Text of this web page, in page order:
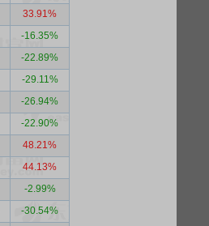
33.91%
-16.35%
-22.89%
-29.11%
-26.94%
-22.90%
48.21%
44.13%
-2.99%
-30.54%